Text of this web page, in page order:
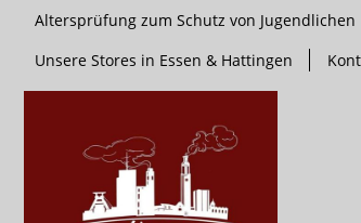
Altersprüfung zum Schutz von Jugendlichen
Unsere Stores in Essen & Hattingen